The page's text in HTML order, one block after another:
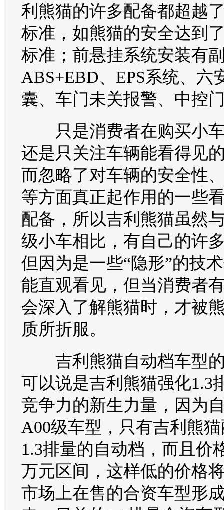
利 熊猫的许多配备都超越
标准，如熊猫的安全达到
标准；前悬挂系统安装有
ABS+EBD、EPS系统、六
囊、车门未关报警、中控
只是消费者在购买小
还是只关注车辆能看得见
而忽略了对车辆的安全性
等方面真正起作用的一些
配备，所以吉利 熊猫虽然
级小车相比，有自己的许
但因为是一些“隐形”的技
能直观看见，但当消费者
会深入了解熊猫时，才被
质所折服。
吉利 熊猫自动档车型
可以说是吉利 熊猫强化1.3
竞争力的新生力量，因为
A00级车型 ，只有吉利 熊猫
1.3排量的自动档，而且价
万元区间，这样低的价格
市场上在售的合资车型形